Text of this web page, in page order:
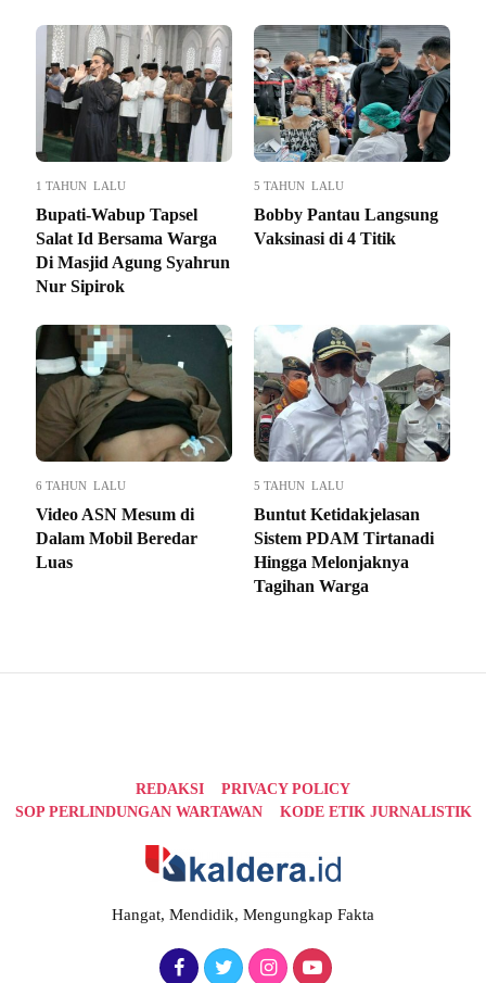
1 TAHUN LALU
Bupati-Wabup Tapsel
Salat Id Bersama Warga
Di Masjid Agung Syahrun
Nur Sipirok
5 TAHUN LALU
Bobby Pantau Langsung
Vaksinasi di 4 Titik
6 TAHUN LALU
Video ASN Mesum di
Dalam Mobil Beredar
Luas
5 TAHUN LALU
Buntut Ketidakjelasan
Sistem PDAM Tirtanadi
Hingga Melonjaknya
Tagihan Warga
REDAKSI
PRIVACY POLICY
SOP PERLINDUNGAN WARTAWAN
KODE ETIK JURNALISTIK
Hangat, Mendidik, Mengungkap Fakta